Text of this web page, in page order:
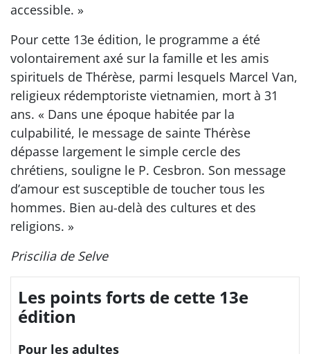
accessible. »
Pour cette 13e édition, le programme a été
volontairement axé sur la famille et les amis
spirituels de Thérèse, parmi lesquels Marcel Van,
religieux rédemptoriste vietnamien, mort à 31
ans. « Dans une époque habitée par la
culpabilité, le message de sainte Thérèse
dépasse largement le simple cercle des
chrétiens, souligne le P. Cesbron. Son message
d’amour est susceptible de toucher tous les
hommes. Bien au-delà des cultures et des
religions. »
Priscilia de Selve
Les points forts de cette 13e
édition
Pour les adultes